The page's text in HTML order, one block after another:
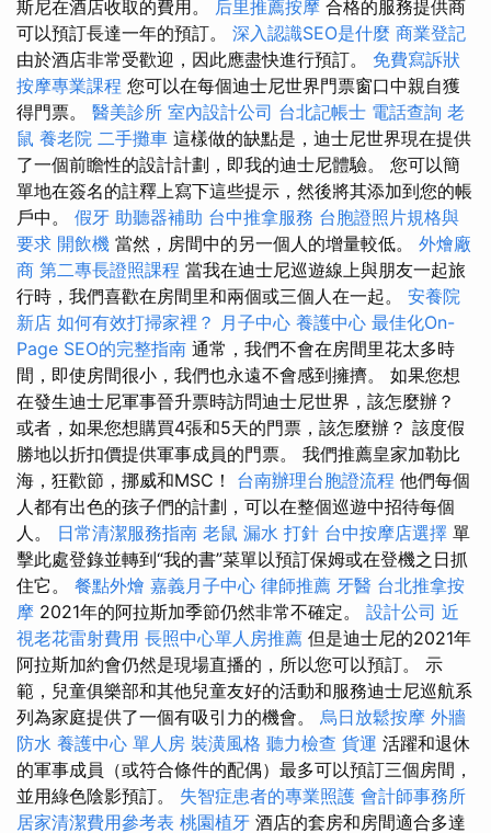
斯尼在酒店收取的費用。 后里推薦按摩 合格的服務提供商
可以預訂長達一年的預訂。 深入認識SEO是什麼 商業登記
由於酒店非常受歡迎，因此應盡快進行預訂。 免費寫訴狀
按摩專業課程 您可以在每個迪士尼世界門票窗口中親自獲
得門票。 醫美診所 室內設計公司 台北記帳士 電話查詢 老
鼠 養老院 二手攤車 這樣做的缺點是，迪士尼世界現在提供
了一個前瞻性的設計計劃，即我的迪士尼體驗。 您可以簡
單地在簽名的註釋上寫下這些提示，然後將其添加到您的帳
戶中。 假牙 助聽器補助 台中推拿服務 台胞證照片規格與
要求 開飲機 當然，房間中的另一個人的增量較低。 外燴廠
商 第二專長證照課程 當我在迪士尼巡遊線上與朋友一起旅
行時，我們喜歡在房間里和兩個或三個人在一起。 安養院
新店 如何有效打掃家裡？ 月子中心 養護中心 最佳化On-
Page SEO的完整指南 通常，我們不會在房間里花太多時
間，即使房間很小，我們也永遠不會感到擁擠。 如果您想
在發生迪士尼軍事晉升票時訪問迪士尼世界，該怎麼辦？
或者，如果您想購買4張和5天的門票，該怎麼辦？ 該度假
勝地以折扣價提供軍事成員的門票。 我們推薦皇家加勒比
海，狂歡節，挪威和MSC！ 台南辦理台胞證流程 他們每個
人都有出色的孩子們的計劃，可以在整個巡遊中招待每個
人。 日常清潔服務指南 老鼠 漏水 打針 台中按摩店選擇 單
擊此處登錄並轉到“我的書”菜單以預訂保姆或在登機之日抓
住它。 餐點外燴 嘉義月子中心 律師推薦 牙醫 台北推拿按
摩 2021年的阿拉斯加季節仍然非常不確定。 設計公司 近
視老花雷射費用 長照中心單人房推薦 但是迪士尼的2021年
阿拉斯加約會仍然是現場直播的，所以您可以預訂。 示
範，兒童俱樂部和其他兒童友好的活動和服務迪士尼巡航系
列為家庭提供了一個有吸引力的機會。 烏日放鬆按摩 外牆
防水 養護中心 單人房 裝潢風格 聽力檢查 貨運 活躍和退休
的軍事成員（或符合條件的配偶）最多可以預訂三個房間，
並用綠色陰影預訂。 失智症患者的專業照護 會計師事務所
居家清潔費用參考表 桃園植牙 酒店的套房和房間適合多達